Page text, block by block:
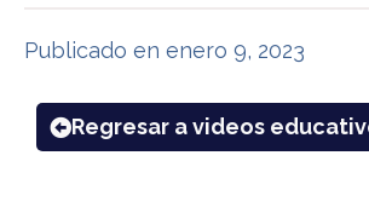
Publicado en enero 9, 2023
Regresar a videos